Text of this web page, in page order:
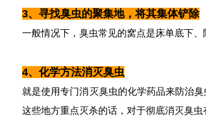
3、寻找臭虫的聚集地，将其集体铲除
一般情况下，臭虫常见的窝点是床单底下
4、化学方法消灭臭虫
就是使用专门消灭臭虫的化学药品来防治
这些地方重点灭杀的话，对于彻底消灭臭虫